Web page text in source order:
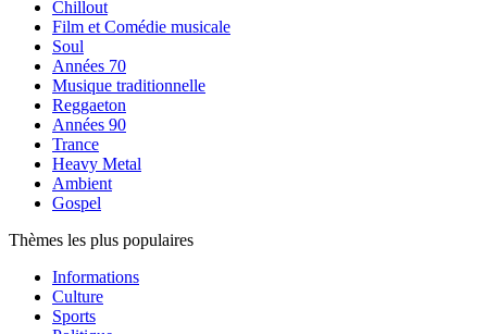
Chillout
Film et Comédie musicale
Soul
Années 70
Musique traditionnelle
Reggaeton
Années 90
Trance
Heavy Metal
Ambient
Gospel
Thèmes les plus populaires
Informations
Culture
Sports